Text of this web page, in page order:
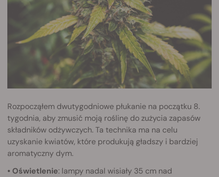
Rozpocząłem dwutygodniowe płukanie na początku 8.
tygodnia, aby zmusić moją roślinę do zużycia zapasów
składników odżywczych. Ta technika ma na celu
uzyskanie kwiatów, które produkują gładszy i bardziej
aromatyczny dym.
• Oświetlenie: lampy nadal wisiały 35 cm nad